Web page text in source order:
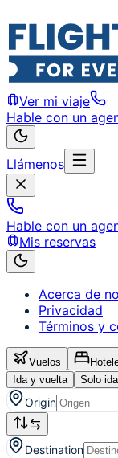
Ver mi viaje
Hable con un
Llámenos
Hable con un
Mis reservas
Acerca de
Privacidad
Términos y
Vuelos
Ida y vuelta
Solo ida
Origin
Destination